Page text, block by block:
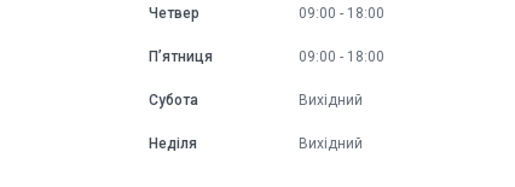
Четвер 09:00 18:00
Пʼятниця 09:00 18:00
Субота Вихідний
Неділя Вихідний